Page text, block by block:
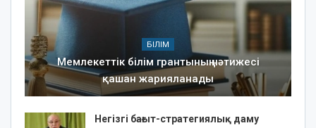
БІЛІМ
Мемлекеттік білім грантының нәтижесі
қашан жарияланады
Негізгі бағыт-стратегиялық даму